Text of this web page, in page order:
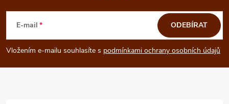
p
a
E-mail
Vložením e-mailu souhlasíte s podmínkami ochrany osobních údajů
ODEBÍRAT